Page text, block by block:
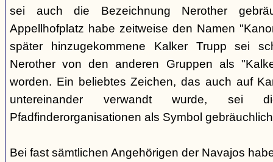
sei auch die Bezeichnung Nerother
Appellhofplatz habe zeitweise den Namen
später hinzugekommene Kalker Trupp sei
Nerother von den anderen Gruppen als
worden. Ein beliebtes Zeichen, das auch auf
untereinander verwandt wurde,
Pfadfinderorganisationen als Symbol
Bei fast sämtlichen Angehörigen der Navajos